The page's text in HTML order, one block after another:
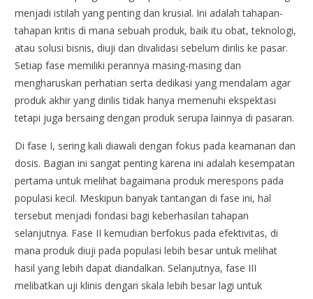
menjadi istilah yang penting dan krusial. Ini adalah tahapan-
tahapan kritis di mana sebuah produk, baik itu obat, teknologi,
atau solusi bisnis, diuji dan divalidasi sebelum dirilis ke pasar.
Setiap fase memiliki perannya masing-masing dan
mengharuskan perhatian serta dedikasi yang mendalam agar
produk akhir yang dirilis tidak hanya memenuhi ekspektasi
tetapi juga bersaing dengan produk serupa lainnya di pasaran.
Di fase I, sering kali diawali dengan fokus pada keamanan dan
dosis. Bagian ini sangat penting karena ini adalah kesempatan
pertama untuk melihat bagaimana produk merespons pada
populasi kecil. Meskipun banyak tantangan di fase ini, hal
tersebut menjadi fondasi bagi keberhasilan tahapan
selanjutnya. Fase II kemudian berfokus pada efektivitas, di
mana produk diuji pada populasi lebih besar untuk melihat
hasil yang lebih dapat diandalkan. Selanjutnya, fase III
melibatkan uji klinis dengan skala lebih besar lagi untuk